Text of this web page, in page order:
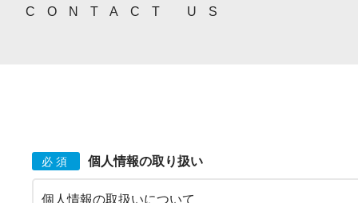
CONTACT US
必須 個人情報の取り扱い